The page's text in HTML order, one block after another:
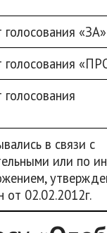
«ЗА»
голосования
в связи с
или по
02.02.2012г.